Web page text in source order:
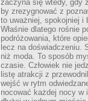
zaczyna się wtedy, gdy
by zrezygnować z
to uważniej, spokojniej i
Właśnie dlatego rośnie
podróżowania, które
lecz na doświadczeniu.
niż moda. To sposób
czasie. Człowiek nie
listę atrakcji z
wejść w rytm
nocować każdej nocy